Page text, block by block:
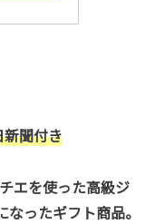
新聞付き
エを使った高級ジ
ったギフト商品。